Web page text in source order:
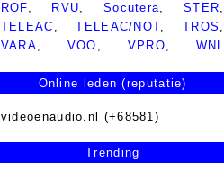
ROF, RVU, Socutera,STER,
TELEAC ,TELEAC/NOT,TROS ,
VARA, VOO , VPRO, WNL
Online leden (reputatie)
videoenaudio.nl (+68581)
Trending